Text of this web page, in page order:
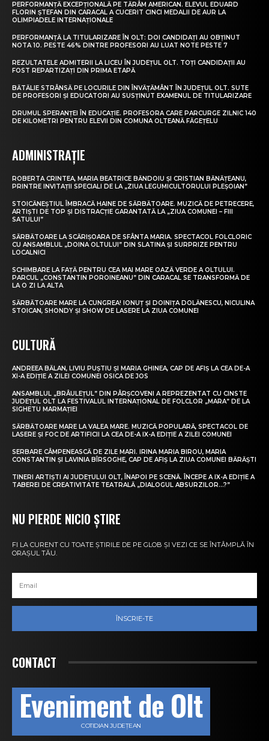
PERFORMANȚĂ EXCEPȚIONALĂ PE TĂRÂM AMERICAN. ELEVUL EDUARD
FLORIN ȘTEFAN DIN CARACAL A CUCERIT CINCI MEDALII DE AUR LA
OLIMPIADELE INTERNAȚIONALE
PERFORMANȚĂ LA TITULARIZARE ÎN OLT: DOI CANDIDAȚI AU OBȚINUT
NOTA 10. PESTE 46% DINTRE PROFESORI AU LUAT NOTE PESTE 7
REZULTATELE ADMITERII LA LICEU ÎN JUDEȚUL OLT. TOȚI CANDIDAȚII AU
FOST REPARTIZAȚI DIN PRIMA ETAPĂ
BĂTĂLIE STRÂNSĂ PE LOCURILE DIN ÎNVĂȚĂMÂNT ÎN JUDEȚUL OLT. SUTE
DE PROFESORI ȘI EDUCATORI AU SUSȚINUT EXAMENUL DE TITULARIZARE
DRUMUL SPERANȚEI ÎN EDUCAȚIE. PROFESORA CARE PARCURGE ZILNIC 140
DE KILOMETRI PENTRU ELEVII DIN COMUNA OLTEANĂ FĂGEȚELU
ADMINISTRAȚIE
ROBERTA CRINTEA, MARIA BEATRICE BĂNDOIU ȘI CRISTIAN BĂNĂȚEANU,
PRINTRE INVITAȚII SPECIALI DE LA „ZIUA LEGUMICULTORULUI PLEȘOIAN”
STOICĂNEȘTIUL ÎMBRACĂ HAINE DE SĂRBĂTOARE. MUZICĂ DE PETRECERE,
ARTIȘTI DE TOP ȘI DISTRACȚIE GARANTATĂ LA „ZIUA COMUNEI – FIII
SATULUI”
SĂRBĂTOARE LA SCĂRIȘOARA DE SFÂNTA MARIA. SPECTACOL FOLCLORIC
CU ANSAMBLUL „DOINA OLTULUI” DIN SLATINA ȘI SURPRIZE PENTRU
LOCALNICI
SCHIMBARE LA FAȚĂ PENTRU CEA MAI MARE OAZĂ VERDE A OLTULUI.
PARCUL „CONSTANTIN POROINEANU” DIN CARACAL SE TRANSFORMĂ DE
LA O ZI LA ALTA
SĂRBĂTOARE MARE LA CUNGREA! IONUȚ ȘI DOINIȚA DOLĂNESCU, NICULINA
STOICAN, SHONDY ȘI SHOW DE LASERE LA ZIUA COMUNEI
CULTURĂ
ANDREEA BĂLAN, LIVIU PUȘTIU ȘI MARIA GHINEA, CAP DE AFIȘ LA CEA DE-A
XI-A EDIȚIE A ZILEI COMUNEI OSICA DE JOS
ANSAMBLUL „BRÂULEȚUL” DIN PÂRȘCOVENI A REPREZENTAT CU CINSTE
JUDEȚUL OLT LA FESTIVALUL INTERNAȚIONAL DE FOLCLOR „MARA” DE LA
SIGHETU MARMAȚIEI
SĂRBĂTOARE MARE LA VALEA MARE. MUZICĂ POPULARĂ, SPECTACOL DE
LASERE ȘI FOC DE ARTIFICII LA CEA DE-A IX-A EDIȚIE A ZILEI COMUNEI
SERBARE CÂMPENEASCĂ DE ZILE MARI. IRINA MARIA BIROU, MARIA
CONSTANTIN ȘI LAVINIA BÎRSOGHE, CAP DE AFIȘ LA ZIUA COMUNEI BĂRĂȘTI
TINERI ARTIȘTI AI JUDEȚULUI OLT, ÎNAPOI PE SCENĂ. ÎNCEPE A IX-A EDIȚIE A
TABEREI DE CREATIVITATE TEATRALĂ „DIALOGUL ABSURZILOR…?”
NU PIERDE NICIO ȘTIRE
FI LA CURENT CU TOATE ȘTIRILE DE PE GLOB ȘI VEZI CE SE ÎNTÂMPLĂ ÎN
ORAȘUL TĂU.
ÎNSCRIE-TE
CONTACT
Eveniment de Olt
COTIDIAN JUDEȚEAN